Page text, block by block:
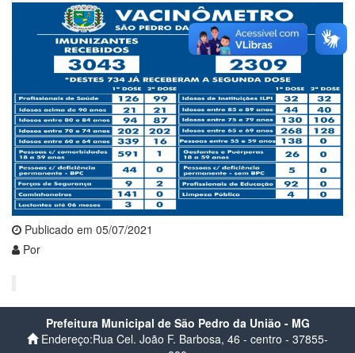
Publicado em 05/07/2021
Por
Prefeitura Municipal de São Pedro da União - MG
Endereço:Rua Cel. João F. Barbosa, 46 - centro - 37855-